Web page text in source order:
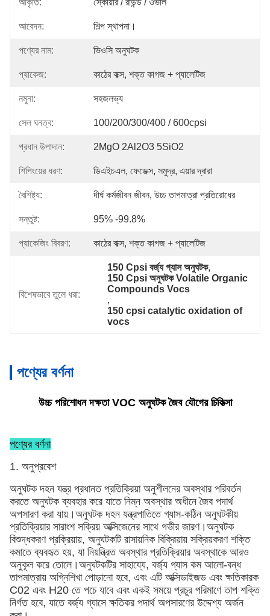
আকৃতি: স্কোয়ার / রাউন্ড / ওভাল
আবেদন: শিল্প স্থাপনা।
পণ্যের নাম: ভিওসি অনুঘটক
প্যাকেজ: কাঠের বাক্স, শক্ত কাগজ + প্যালেটিজ
নমুনা: সহজলভ্য
সেল ঘনত্ব: 100/200/300/400 / 600cpsi
প্রধান উপাদান: 2MgO 2Al2O3 5SiO2
শিপিংয়ের ধরণ: ডিএইচএল, ফেডেক্স, সমুদ্র, এয়ার দ্বারা
বৈশিষ্ট্য: দীর্ঘ কর্মজীবন জীবন, উচ্চ তাপমাত্রা প্রতিরোধের
সন্তুষ্ট: 95% -99.8%
প্যাকেজিং বিবরণ: কাঠের বাক্স, শক্ত কাগজ + প্যালেটিজ
বিশেষভাবে তুলে ধরা:
150 Cpsi বর্জ্য গ্যাস অনুঘটক,
150 Cpsi অনুঘটক Volatile Organic
Compounds Vocs
,
150 cpsi catalytic oxidation of
vocs
পণ্যের বর্ণনা
উচ্চ পরিশোধন দক্ষতা VOC অনুঘটক জৈব যৌগের চিকিত্সা
পণ্যের বর্ণনা
1. অনুপ্রবেশ
অনুঘটক দহন যন্ত্র প্রধানত প্রতিক্রিয়া অনুশীলনের অবস্থার পরিবর্তন
করতে অনুঘটক ব্যবহার করে যাতে নিম্ন অবস্থার অধীনে জৈব পদার্থ
অপসারণ করা যায়।অনুঘটক দহন যন্ত্রপাতিতে গ্যাস-কঠিন অনুঘটকীয়
প্রতিক্রিয়ার সারাংশ সক্রিয় অক্সিজেনের সাথে গভীর জারণ।অনুঘটক
বিশুদ্ধকরণ প্রক্রিয়ায়, অনুঘটকটি রাসায়নিক বিক্রিয়ায় সক্রিয়করণ শক্তি
কমাতে ব্যবহৃত হয়, যা নিয়ন্ত্রিত অবস্থার প্রতিক্রিয়ার অবস্থাকে আরও
অনুকূল করে তোলে।অনুঘটকটির সাহায্যে, বর্জ্য গ্যাস কম আলো-বন্ধ
তাপমাত্রায় অগ্নিশিখা পোড়ানো হবে, এবং এটি অক্সিডাইজড এবং ক্ষতিকারক
C02 এবং H20 তে পচে যাবে এবং একই সময়ে প্রচুর পরিমাণে তাপ শক্তি
নির্গত হবে, যাতে বর্জ্য গ্যাসে ক্ষতিকর পদার্থ অপসারণের উদ্দেশ্য অর্জন